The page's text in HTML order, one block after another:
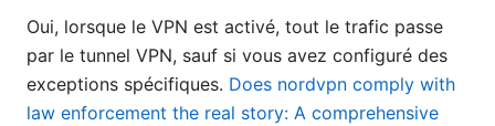
Oui, lorsque le VPN est activé, tout le trafic passe
par le tunnel VPN, sauf si vous avez configuré des
exceptions spécifiques. Does nordvpn comply with
law enforcement the real story: A comprehensive